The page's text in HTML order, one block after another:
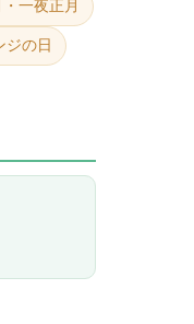
一夜正月
ジの日